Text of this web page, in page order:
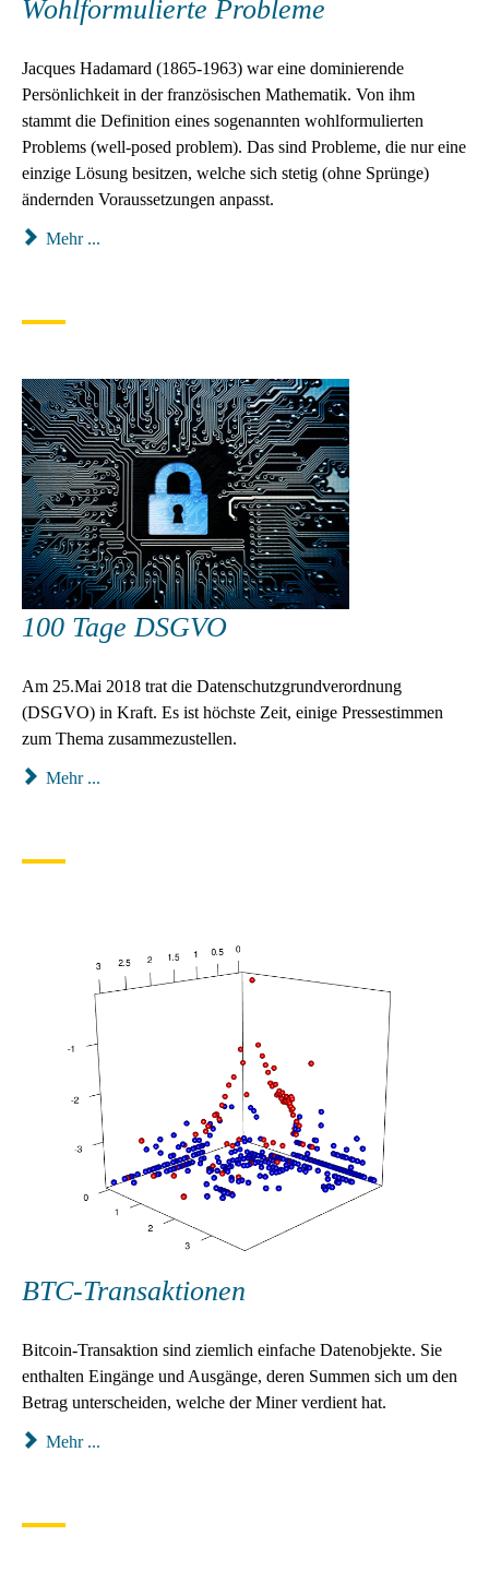
Wohlformulierte Probleme
Jacques Hadamard (1865-1963) war eine dominierende
Persönlichkeit in der französischen Mathematik. Von ihm
stammt die Definition eines sogenannten wohlformulierten
Problems (well-posed problem). Das sind Probleme, die nur eine
einzige Lösung besitzen, welche sich stetig (ohne Sprünge)
ändernden Voraussetzungen anpasst.
Mehr ...
100 Tage DSGVO
Am 25.Mai 2018 trat die Datenschutzgrundverordnung
(DSGVO) in Kraft. Es ist höchste Zeit, einige Pressestimmen
zum Thema zusammezustellen.
Mehr ...
BTC-Transaktionen
Bitcoin-Transaktion sind ziemlich einfache Datenobjekte. Sie
enthalten Eingänge und Ausgänge, deren Summen sich um den
Betrag unterscheiden, welche der Miner verdient hat.
Mehr ...